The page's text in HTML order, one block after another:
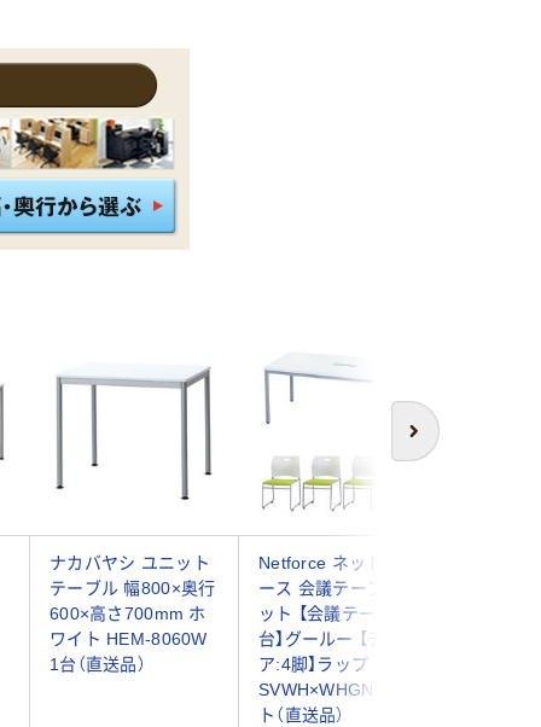
次へ
ナカバヤシ ユニット
テーブル 幅800×奥行
600×高さ700mm ホ
ワイト HEM-8060W
1台（直送品）
Netforce ネットフォ
ース 会議テーブルセ
ット 【会議テーブル:1
台】グールー 【チェ
ア:4脚】ラップ
SVWH×WHGN 1セッ
ト（直送品）